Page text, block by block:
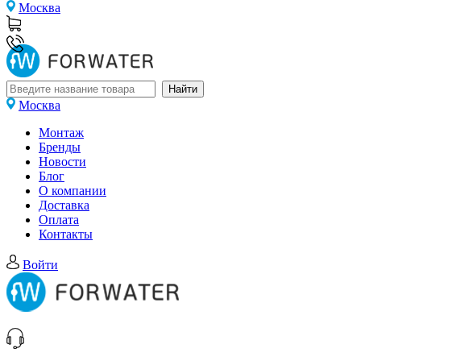
Москва
Москва
Монтаж
Бренды
Новости
Блог
О компании
Доставка
Оплата
Контакты
Войти